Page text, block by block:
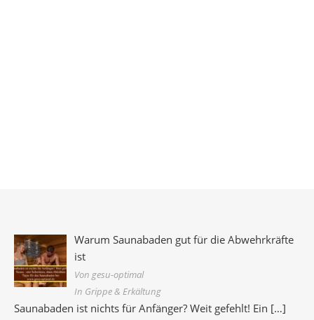
Warum Saunabaden gut für die Abwehrkräfte
ist
Von gesu-optimal
In Grippe & Erkältung
Saunabaden ist nichts für Anfänger? Weit gefehlt! Ein […]